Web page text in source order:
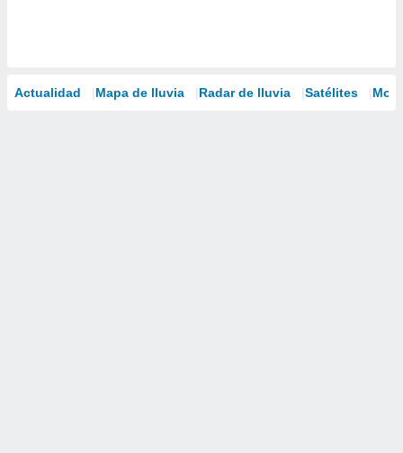
Actualidad Mapa de lluvia Radar de lluvia Satélites